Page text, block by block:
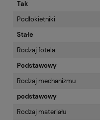
Tak
Podłokietniki
Stałe
Rodzaj fotela
Podstawowy
Rodzaj mechanizmu
podstawowy
Rodzaj materiału